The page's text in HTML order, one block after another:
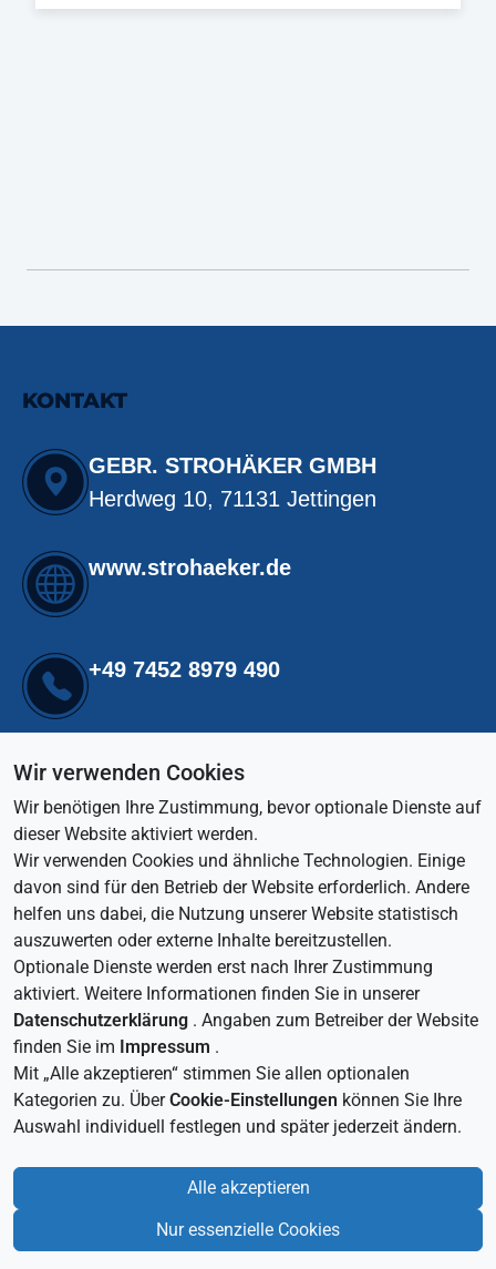
KONTAKT
GEBR. STROHÄKER GMBH
Herdweg 10, 71131 Jettingen
www.strohaeker.de
+49 7452 8979 490
info@strohaeker.de
LINKS
Home
Impressum
©2026 Gebr. Strohäker GmbH
Wir verwenden Cookies
Wir benötigen Ihre Zustimmung, bevor optionale Dienste auf
dieser Website aktiviert werden.
Wir verwenden Cookies und ähnliche Technologien. Einige
davon sind für den Betrieb der Website erforderlich. Andere
helfen uns dabei, die Nutzung unserer Website statistisch
auszuwerten oder externe Inhalte bereitzustellen.
Optionale Dienste werden erst nach Ihrer Zustimmung
aktiviert. Weitere Informationen finden Sie in unserer
Datenschutzerklärung . Angaben zum Betreiber der Website
finden Sie im Impressum .
Mit „Alle akzeptieren“ stimmen Sie allen optionalen
Kategorien zu. ÜberCookie-Einstellungen können Sie Ihre
Auswahl individuell festlegen und später jederzeit ändern.
Alle akzeptieren
Nur essenzielle Cookies